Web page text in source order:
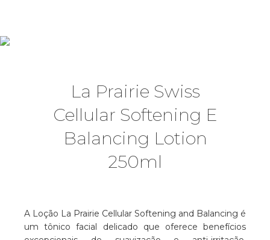
La Prairie Swiss
Cellular Softening E
Balancing Lotion
250ml
A Loção La Prairie Cellular Softening and Balancing é
um tônico facial delicado que oferece benefícios